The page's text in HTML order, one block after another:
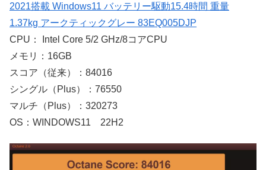
2021搭載 Windows11 バッテリー駆動15.4時間 重量
1.37kg アークティックグレー 83EQ005DJP
CPU： Intel Core 5/2 GHz/8コアCPU
メモリ：16GB
スコア（従来）：84016
シングル（Plus）：76550
マルチ（Plus）：320273
OS：WINDOWS11 22H2